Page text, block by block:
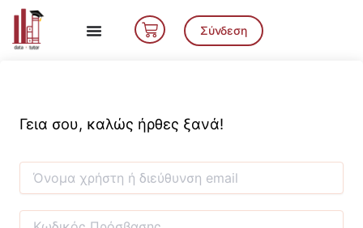
Μετάβαση
περιεχόμενο
Cart Σύνδεση
Γεια σου, καλώς ήρθες ξανά!